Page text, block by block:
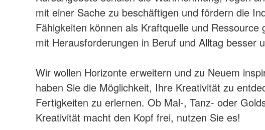
mit einer Sache zu beschäftigen und fördern die
Fähigkeiten können als Kraftquelle und Ressource
mit Herausforderungen in Beruf und Alltag besser
Wir wollen Horizonte erweitern und zu Neuem
haben Sie die Möglichkeit, Ihre Kreativität zu
Fertigkeiten zu erlernen. Ob Mal-, Tanz- oder
Kreativität macht den Kopf frei, nutzen Sie es!